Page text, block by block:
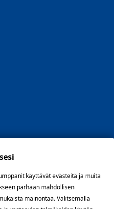
käyttävät evästeitä ja muita
parhaan mahdollisen
mainontaa. Valitsemalla